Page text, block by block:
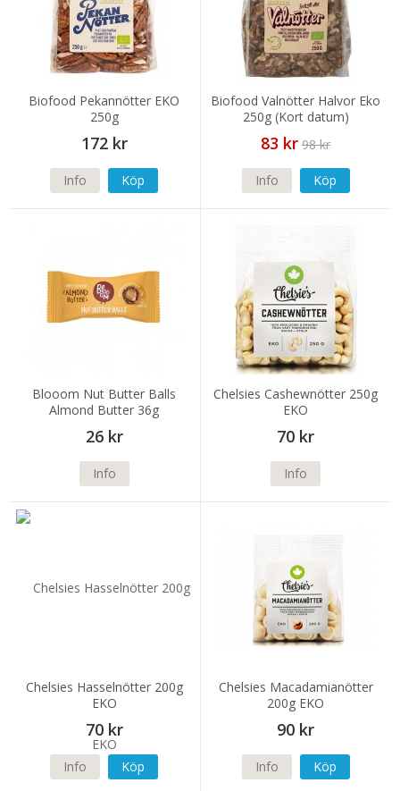
Biofood Pekannötter EKO
250g
172 kr
Info Köp
Biofood Valnötter Halvor Eko
250g (Kort datum)
83 kr 98 kr
Info Köp
Blooom Nut Butter Balls
Almond Butter 36g
26 kr
Info
Chelsies Cashewnötter 250g
EKO
70 kr
Info
Chelsies Hasselnötter 200g
EKO
70 kr
Info Köp
Chelsies Macadamianötter
200g EKO
90 kr
Info Köp